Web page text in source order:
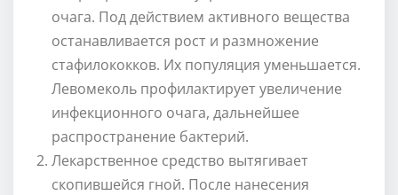
очага. Под действием активного вещества
останавливается рост и размножение
стафилококков. Их популяция уменьшается.
Левомеколь профилактирует увеличение
инфекционного очага, дальнейшее
распространение бактерий.
Лекарственное средство вытягивает
скопившейся гной. После нанесения